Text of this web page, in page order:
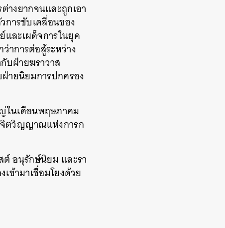
างยากจนและถูกเอา
การขับเคลื่อนของ
ละเผด็จการในยุค
าการต่อสู้ระหว่าง
บฝ่ายฆราวาส
ายนิยมการปกครอง
ในเดือนพฤษภาคม
จิตวิญญาณแห่งการก
อนุรักษ์นิยม และรา
ข้ามาเชื่อมโยงด้วย